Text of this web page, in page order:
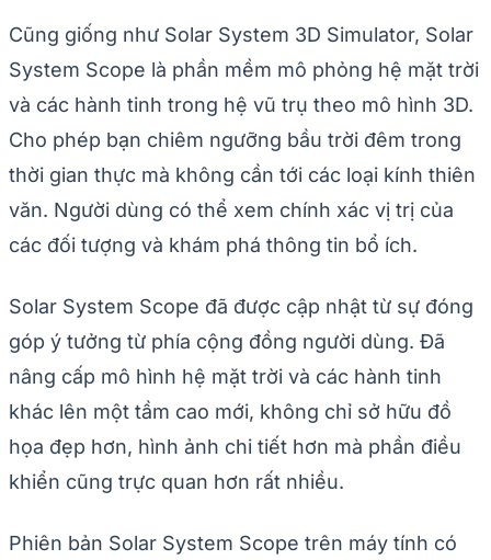
Cũng giống như Solar System 3D Simulator, Solar
System Scope là phần mềm mô phỏng hệ mặt trời
và các hành tinh trong hệ vũ trụ theo mô hình 3D.
Cho phép bạn chiêm ngưỡng bầu trời đêm trong
thời gian thực mà không cần tới các loại kính thiên
văn. Người dùng có thể xem chính xác vị trị của
các đối tượng và khám phá thông tin bổ ích.
Solar System Scope đã được cập nhật từ sự đóng
góp ý tưởng từ phía cộng đồng người dùng. Đã
nâng cấp mô hình hệ mặt trời và các hành tinh
khác lên một tầm cao mới, không chỉ sở hữu đồ
họa đẹp hơn, hình ảnh chi tiết hơn mà phần điều
khiển cũng trực quan hơn rất nhiều.
Phiên bản Solar System Scope trên máy tính có